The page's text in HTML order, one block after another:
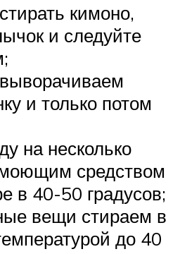
кимоно,
и следуйте
и только потом
на несколько
средством
в 40-50 градусов;
вещи стираем в
до 40